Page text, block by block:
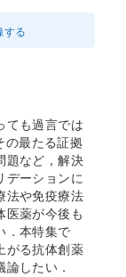
する
ても過言では
の最たる証拠
題など，解決
デーションに
法や免疫療法
医薬が今後も
．本特集で
がる抗体創薬
したい．